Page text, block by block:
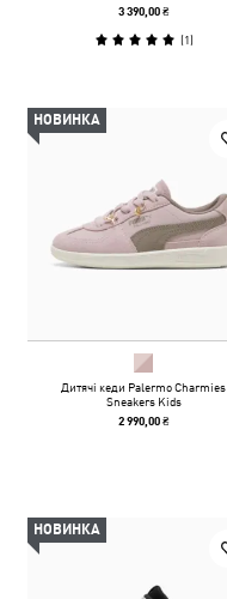
3 390,00 ₴
(1)
НОВИНКА
Дитячі кеди Palermo Charmies
Sneakers Kids
2 990,00 ₴
НОВИНКА